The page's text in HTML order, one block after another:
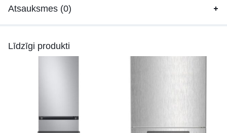
Atsauksmes (0)
Līdzīgi produkti